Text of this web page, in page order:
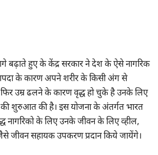
हुए के केंद्र सरकार ने देश के ऐसे नागरिक
के कारण अपने शरीर के किसी अंग से
फिर उम्र ढलने के कारण वृद्ध हो चुके है उनके लिए
की शुरुआत की है। इस योजना के अंतर्गत भारत
नागरिको के लिए उनके जीवन के लिए व्हील,
जीवन सहायक उपकरण प्रदान किये जायेंगे।